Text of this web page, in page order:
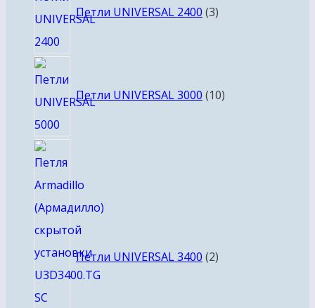
Петли UNIVERSAL 2400 3товара
Петли UNIVERSAL 3000 10товаров
Петли UNIVERSAL 3400 2